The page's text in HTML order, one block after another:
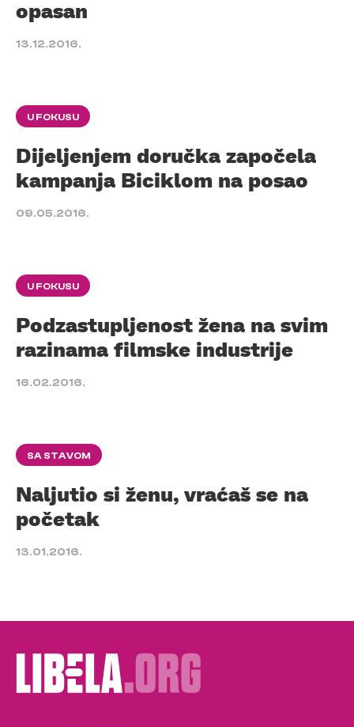
opasan
13.12.2016.
U FOKUSU
Dijeljenjem doručka započela
kampanja Biciklom na posao
09.05.2016.
U FOKUSU
Podzastupljenost žena na svim
razinama filmske industrije
16.02.2016.
SA STAVOM
Naljutio si ženu, vraćaš se na
početak
13.01.2016.